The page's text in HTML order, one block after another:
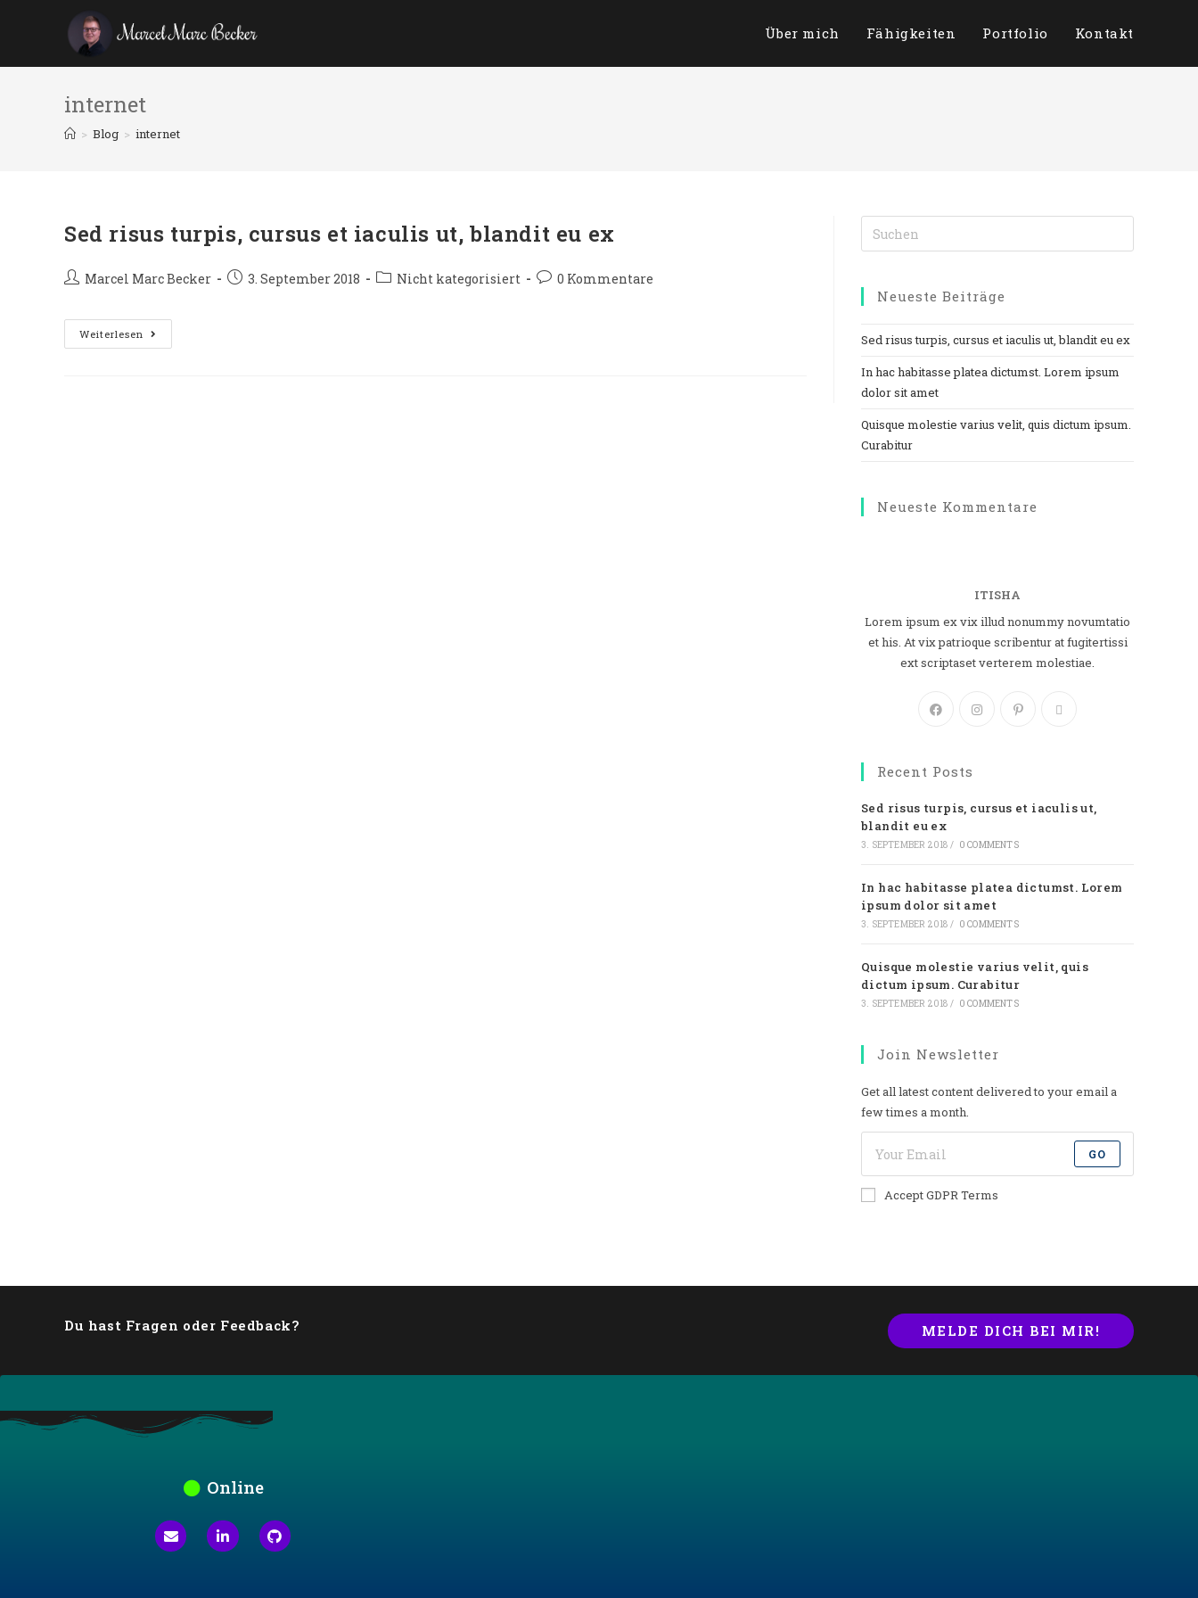
Über mich Fähigkeiten Portfolio Kontakt
internet
> Blog > internet
Sed risus turpis, cursus et iaculis ut, blandit eu ex
Marcel Marc Becker 3. September 2018 Nicht kategorisiert 0 Kommentare
Weiterlesen
Neueste Beiträge
Sed risus turpis, cursus et iaculis ut, blandit eu ex
In hac habitasse platea dictumst. Lorem ipsum
dolor sit amet
Quisque molestie varius velit, quis dictum ipsum.
Curabitur
Neueste Kommentare
ITISHA
Lorem ipsum ex vix illud nonummy novumtatio
et his. At vix patrioque scribentur at fugitertissi
ext scriptaset verterem molestiae.
Recent Posts
Sed risus turpis, cursus et iaculis ut,
blandit eu ex
3. SEPTEMBER 2018 / 0 COMMENTS
In hac habitasse platea dictumst. Lorem
ipsum dolor sit amet
3. SEPTEMBER 2018 / 0 COMMENTS
Quisque molestie varius velit, quis
dictum ipsum. Curabitur
3. SEPTEMBER 2018 / 0 COMMENTS
Join Newsletter
Get all latest content delivered to your email a
few times a month.
GO
Accept GDPR Terms
Du hast Fragen oder Feedback? MELDE DICH BEI MIR!
Online